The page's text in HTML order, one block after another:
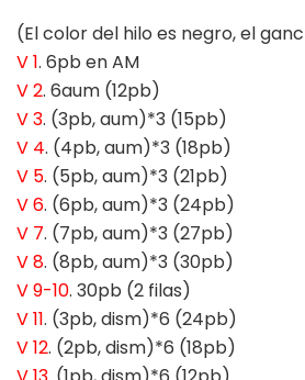
(El color del hilo es negro, el
V 1. 6pb en AM
V 2. 6aum (12pb)
V 3. (3pb, aum)*3 (15pb)
V 4. (4pb, aum)*3 (18pb)
V 5. (5pb, aum)*3 (21pb)
V 6. (6pb, aum)*3 (24pb)
V 7. (7pb, aum)*3 (27pb)
V 8. (8pb, aum)*3 (30pb)
V 9-10. 30pb (2 filas)
V 11. (3pb, dism)*6 (24pb)
V 12. (2pb, dism)*6 (18pb)